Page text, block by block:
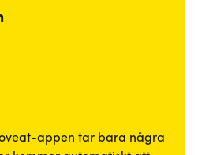
appen tar bara några